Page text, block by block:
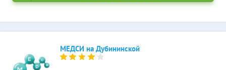
МЕДСИ на Дубининской